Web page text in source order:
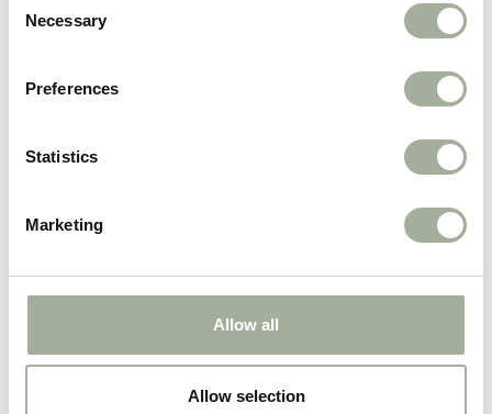
Selection
Necessary
Preferences
Statistics
Marketing
Allow all
Allow selection
AdTab Vlooien en Teken
Catnip Speel Spray –
incl. btw
4 5
Kattenvoer